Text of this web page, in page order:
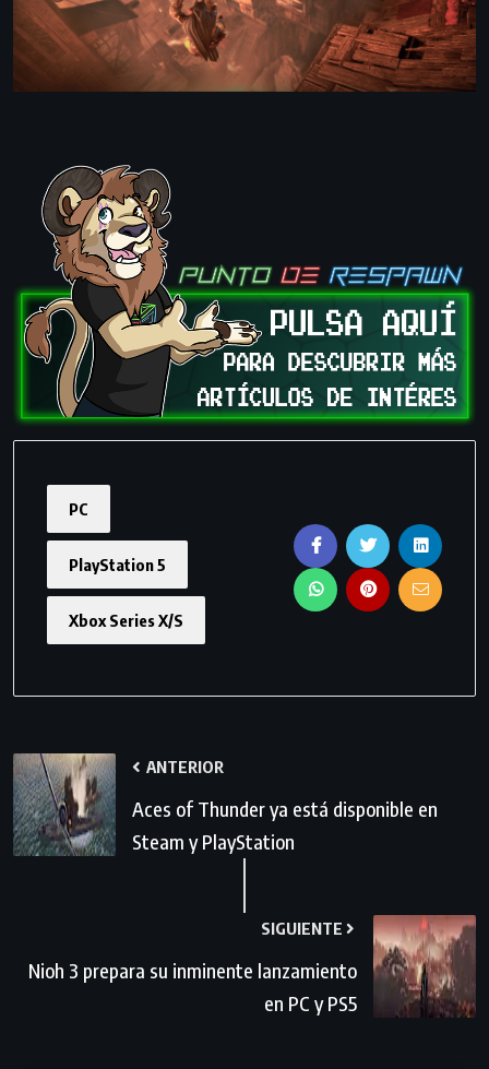
PC
PlayStation 5
Xbox Series X/S
ANTERIOR
Aces of Thunder ya está disponible en
Steam y PlayStation
SIGUIENTE
Nioh 3 prepara su inminente lanzamiento
en PC y PS5